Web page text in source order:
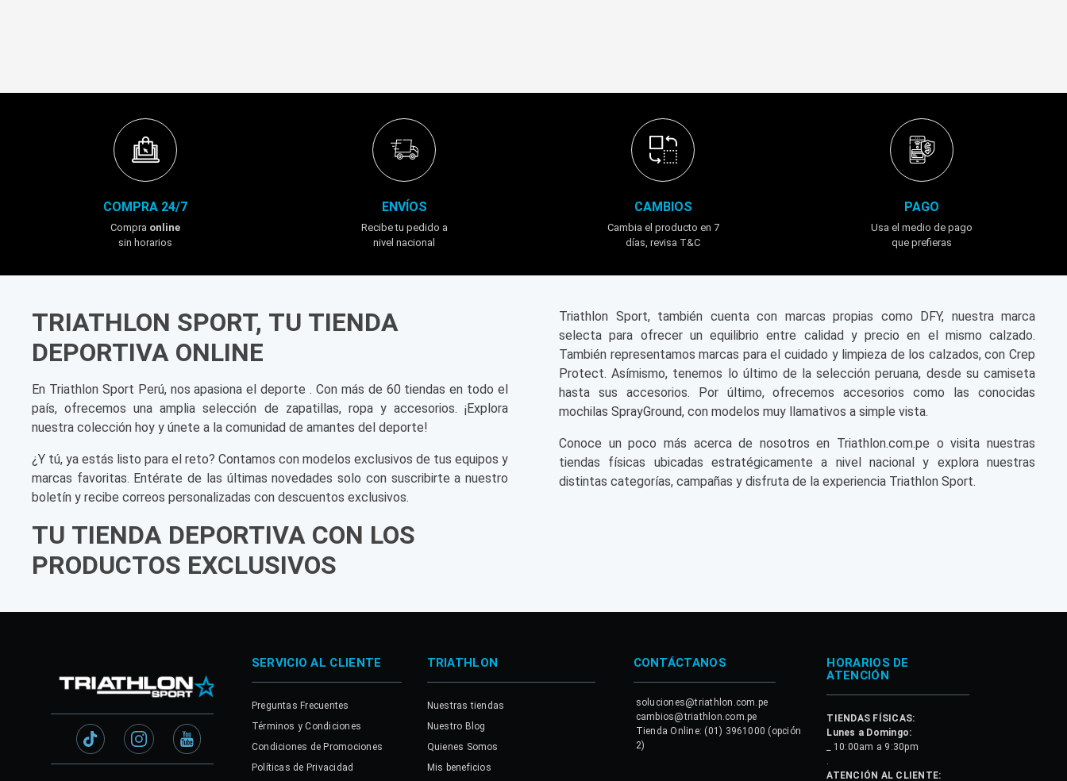
COMPRA 24/7
Compra online
sin horarios
ENVÍOS
Recibe tu pedido a
nivel nacional
CAMBIOS
Cambia el producto en 7
días, revisa T&C
PAGO
Usa el medio de pago
que prefieras
TRIATHLON SPORT, TU TIENDA
DEPORTIVA ONLINE
En Triathlon Sport Perú, nos apasiona el deporte . Con más de 60 tiendas en todo el
país, ofrecemos una amplia selección de zapatillas, ropa y accesorios. ¡Explora
nuestra colección hoy y únete a la comunidad de amantes del deporte!
¿Y tú, ya estás listo para el reto? Contamos con modelos exclusivos de tus equipos y
marcas favoritas. Entérate de las últimas novedades solo con suscribirte a nuestro
boletín y recibe correos personalizadas con descuentos exclusivos.
TU TIENDA DEPORTIVA CON LOS
PRODUCTOS EXCLUSIVOS
Triathlon Sport, también cuenta con marcas propias como DFY, nuestra marca
selecta para ofrecer un equilibrio entre calidad y precio en el mismo calzado.
También representamos marcas para el cuidado y limpieza de los calzados, con Crep
Protect. Asímismo, tenemos lo último de la selección peruana, desde su camiseta
hasta sus accesorios. Por último, ofrecemos accesorios como las conocidas
mochilas SprayGround, con modelos muy llamativos a simple vista.
Conoce un poco más acerca de nosotros en Triathlon.com.pe o visita nuestras
tiendas físicas ubicadas estratégicamente a nivel nacional y explora nuestras
distintas categorías, campañas y disfruta de la experiencia Triathlon Sport.
SERVICIO AL CLIENTE
Preguntas Frecuentes
Términos y Condiciones
Condiciones de Promociones
Políticas de Privacidad
TRIATHLON
Nuestras tiendas
Nuestro Blog
Quienes Somos
Mis beneficios
CONTÁCTANOS
soluciones@triathlon.com.pe
cambios@triathlon.com.pe
Tienda Online: (01) 3961000 (opción
2)
HORARIOS DE
ATENCIÓN
TIENDAS FÍSICAS:
Lunes a Domingo:
_ 10:00am a 9:30pm
ATENCIÓN AL CLIENTE: